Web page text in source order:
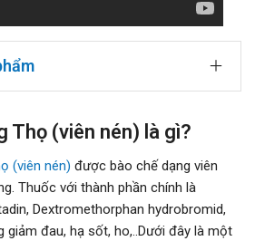
Thọ (viên nén) là gì?
(viên nén) được bào chế dạng viên
Thuốc với thành phần chính là
Dextromethorphan hydrobromid,
giảm đau, hạ sốt, ho,..Dưới đây là một